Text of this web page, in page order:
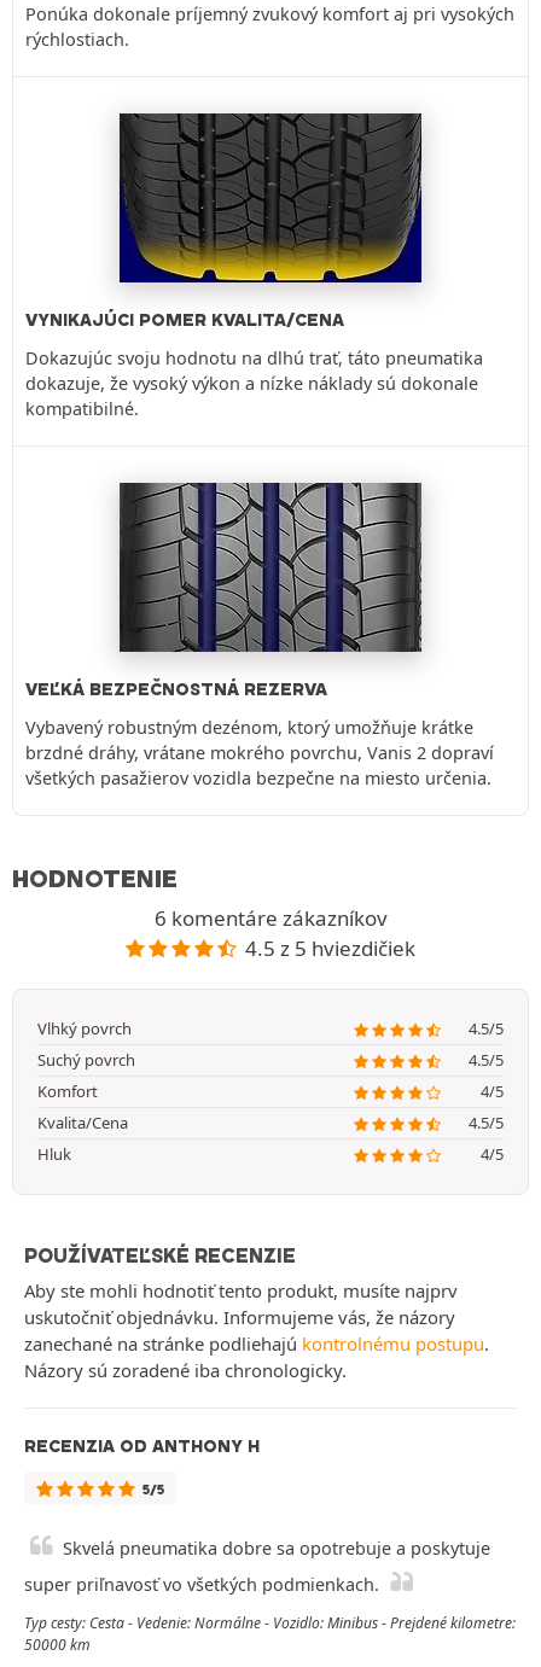
Ponúka dokonale príjemný zvukový komfort aj pri vysokých
rýchlostiach.
VYNIKAJÚCI POMER KVALITA/CENA
Dokazujúc svoju hodnotu na dlhú trať, táto pneumatika
dokazuje, že vysoký výkon a nízke náklady sú dokonale
kompatibilné.
VEĽKÁ BEZPEČNOSTNÁ REZERVA
Vybavený robustným dezénom, ktorý umožňuje krátke
brzdné dráhy, vrátane mokrého povrchu, Vanis 2 dopraví
všetkých pasažierov vozidla bezpečne na miesto určenia.
HODNOTENIE
6 komentáre zákazníkov
4.5 z 5 hviezdičiek
Vlhký povrch
4.5/5
Suchý povrch
4.5/5
Komfort
4/5
Kvalita/Cena
4.5/5
Hluk
4/5
POUŽÍVATEĽSKÉ RECENZIE
Aby ste mohli hodnotiť tento produkt, musíte najprv
uskutočniť objednávku. Informujeme vás, že názory
zanechané na stránke podliehajú kontrolnému postupu.
Názory sú zoradené iba chronologicky.
RECENZIA OD ANTHONY H
5/5
Skvelá pneumatika dobre sa opotrebuje a poskytuje
super priľnavosť vo všetkých podmienkach.
Typ cesty: Cesta - Vedenie: Normálne - Vozidlo: Minibus - Prejdené kilometre:
50000 km